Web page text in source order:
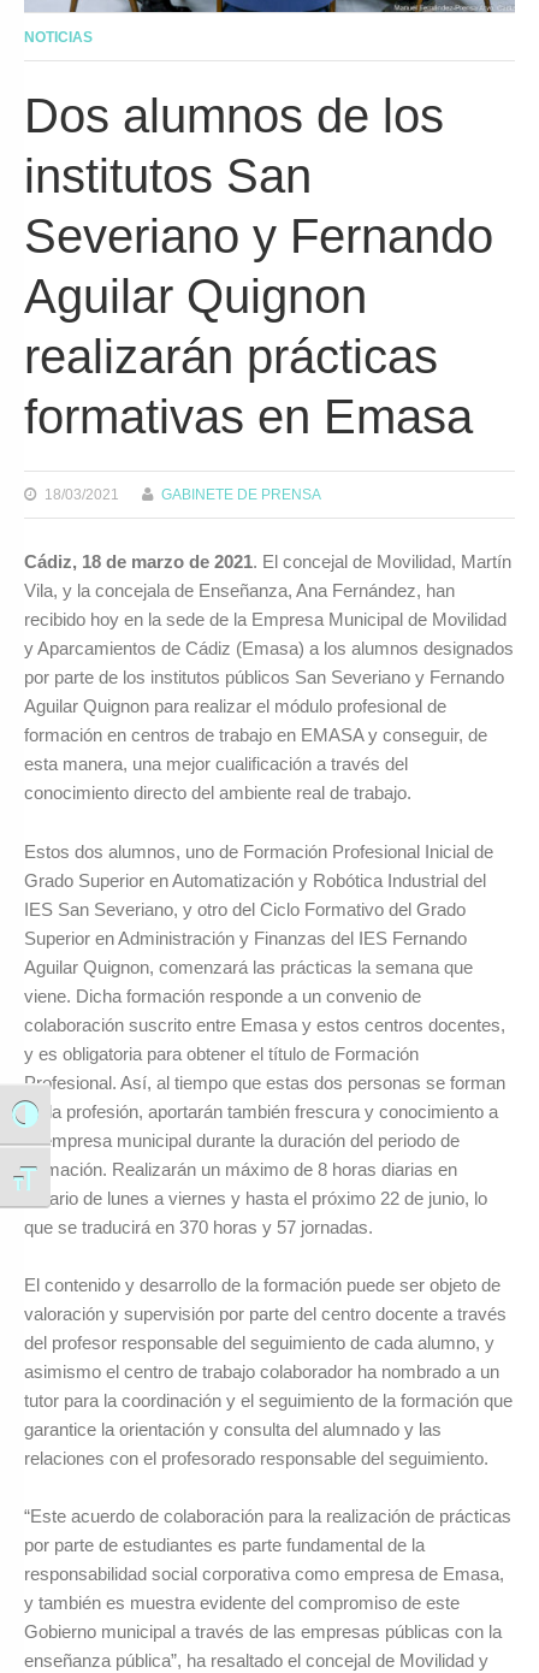
Alternar alto contraste
Alternar tamaño de letra
NOTICIAS
Dos alumnos de los
institutos San
Severiano y Fernando
Aguilar Quignon
realizarán prácticas
formativas en Emasa
18/03/2021 GABINETE DE PRENSA
Cádiz, 18 de marzo de 2021. El concejal de Movilidad, Martín
Vila, y la concejala de Enseñanza, Ana Fernández, han
recibido hoy en la sede de la Empresa Municipal de Movilidad
y Aparcamientos de Cádiz (Emasa) a los alumnos designados
por parte de los institutos públicos San Severiano y Fernando
Aguilar Quignon para realizar el módulo profesional de
formación en centros de trabajo en EMASA y conseguir, de
esta manera, una mejor cualificación a través del
conocimiento directo del ambiente real de trabajo.
Estos dos alumnos, uno de Formación Profesional Inicial de
Grado Superior en Automatización y Robótica Industrial del
IES San Severiano, y otro del Ciclo Formativo del Grado
Superior en Administración y Finanzas del IES Fernando
Aguilar Quignon, comenzará las prácticas la semana que
viene. Dicha formación responde a un convenio de
colaboración suscrito entre Emasa y estos centros docentes,
y es obligatoria para obtener el título de Formación
Profesional. Así, al tiempo que estas dos personas se forman
en la profesión, aportarán también frescura y conocimiento a
la empresa municipal durante la duración del periodo de
formación. Realizarán un máximo de 8 horas diarias en
horario de lunes a viernes y hasta el próximo 22 de junio, lo
que se traducirá en 370 horas y 57 jornadas.
El contenido y desarrollo de la formación puede ser objeto de
valoración y supervisión por parte del centro docente a través
del profesor responsable del seguimiento de cada alumno, y
asimismo el centro de trabajo colaborador ha nombrado a un
tutor para la coordinación y el seguimiento de la formación que
garantice la orientación y consulta del alumnado y las
relaciones con el profesorado responsable del seguimiento.
“Este acuerdo de colaboración para la realización de prácticas
por parte de estudiantes es parte fundamental de la
responsabilidad social corporativa como empresa de Emasa,
y también es muestra evidente del compromiso de este
Gobierno municipal a través de las empresas públicas con la
enseñanza pública”, ha resaltado el concejal de Movilidad y